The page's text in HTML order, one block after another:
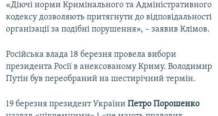
«Діючі норми Кримінального та Адміністративного
кодексу дозволяють притягнути до відповідальності
організації за подібні порушення», – заявив Клімов.
Російська влада 18 березня провела вибори
президента Росії в анексованому Криму. Володимир
Путін був переобраний на шестирічний термін.
19 березня президент України Петро Порошенко